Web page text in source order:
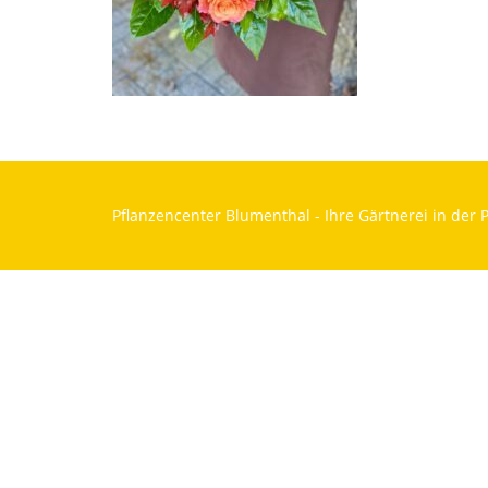
Pflanzencenter Blumenthal - Ihre Gärtnerei in der